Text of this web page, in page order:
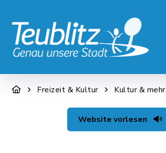
STADT & WIRTSCHAFT
Freizeit & Kultur Kultur & mehr
Website vorlesen